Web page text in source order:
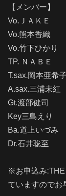
【メンバー】
Vo.ＪＡＫＥ
Vo.熊本香織
Vo.竹下ひかり
TP. ＮＡＢＥ
T.sax.岡本亜希子
A.sax.三浦未紅
Gt.渡部健司
Key三島えり
Ba.道上いづみ
Dr.石井聡至
※お申込み:THE
ていますのでお